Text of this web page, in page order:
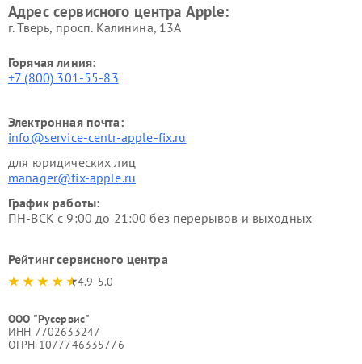
Адрес сервисного центра Apple:
г. Тверь, просп. Калинина, 13А
Горячая линия:
+7 (800) 301-55-83
Электронная почта:
info@service-centr-apple-fix.ru
для юридических лиц
manager@fix-apple.ru
График работы:
ПН-ВСК с 9:00 до 21:00 без перерывов и выходных
Рейтинг сервисного центра
4.9-5.0
ООО "Русервис"
ИНН 7702633247
ОГРН 1077746335776